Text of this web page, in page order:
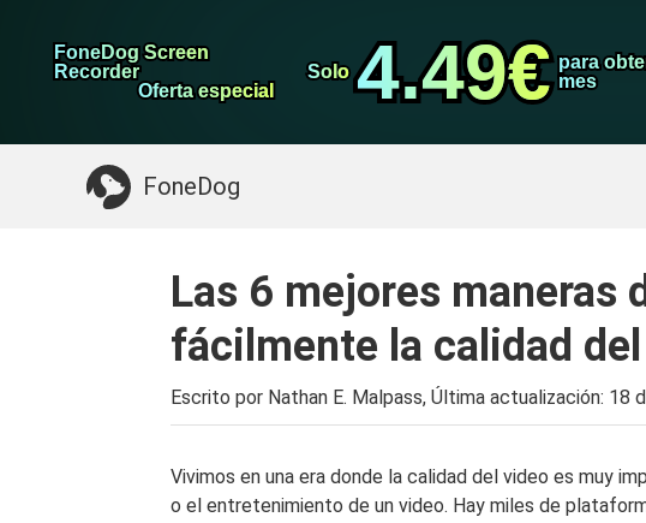
FoneDog Screen
Recorder
FoneDog Screen
Recorder
Oferta especial
Oferta especial
Solo
Solo 4.49€
4.49€ para
mes
para
mes
FoneDog
Limpiador de iPhone
Algo que puede necesitar:
Las 6 mejores maneras
fácilmente la calidad
Escrito por Nathan E. Malpass, Última actualización: 18
Vivimos en una era donde la calidad del video es muy
o el entretenimiento de un video. Hay miles de